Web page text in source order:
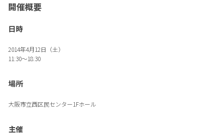
開催概要
日時
2014年4月12日（土）
11:30〜18:30
場所
大阪市立西区民センター1Fホール
主催